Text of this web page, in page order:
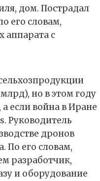
дом. Пострадал
его словам,
аппарата с
но в этом году
если война в Иране
Руководитель
дронов
По его словам,
разработчик,
и оборудование